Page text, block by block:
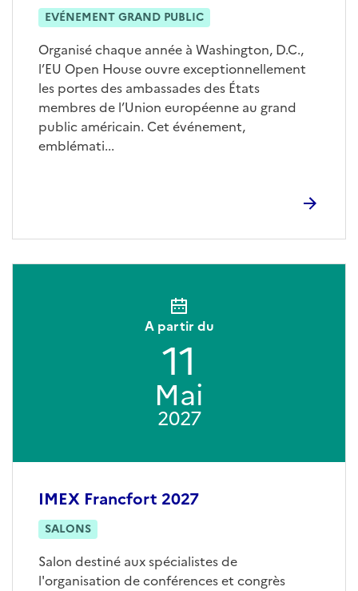
EVÉNEMENT GRAND PUBLIC
Organisé chaque année à Washington, D.C.,
l’EU Open House ouvre exceptionnellement
les portes des ambassades des États
membres de l’Union européenne au grand
public américain. Cet événement,
emblémati...
IMEX Francfort 2027
SALONS
Salon destiné aux spécialistes de
l'organisation de conférences et congrès
A partir du
11
Mai
2027